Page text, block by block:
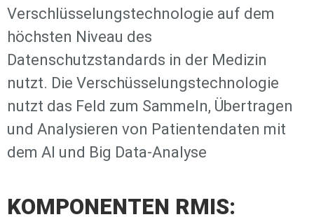
Verschlüsselungstechnologie auf dem
höchsten Niveau des
Datenschutzstandards in der Medizin
nutzt. Die Verschüsselungstechnologie
nutzt das Feld zum Sammeln, Übertragen
und Analysieren von Patientendaten mit
dem AI und Big Data-Analyse
KOMPONENTEN RMIS: